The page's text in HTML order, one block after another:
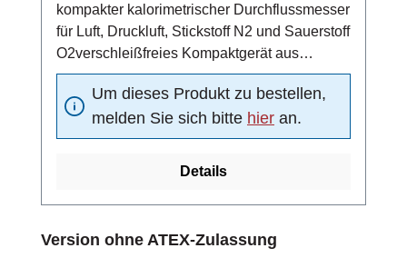
kompakter kalorimetrischer Durchflussmesser
für Luft, Druckluft, Stickstoff N2 und Sauerstoff
O2verschleißfreies Kompaktgerät aus
Edelstahl 1.4571
(Standardmaterial)einsetzbar in ATEX-Zone
1, 2, 21 und 224 ... 20 mA Analogausgang (4
mA = 0 m/s, 20 mA =
Funktionsbereichsendwert)Schaltausgang:
vorliegenden Strömung in 10 vordefinierten
einstellbarPulsausgang: Zuordnung Menge
Um dieses Produkt zu bestellen,
melden Sie sich bitte hier an.
Details
Produktgalerie überspringen
Version ohne ATEX-Zulassung